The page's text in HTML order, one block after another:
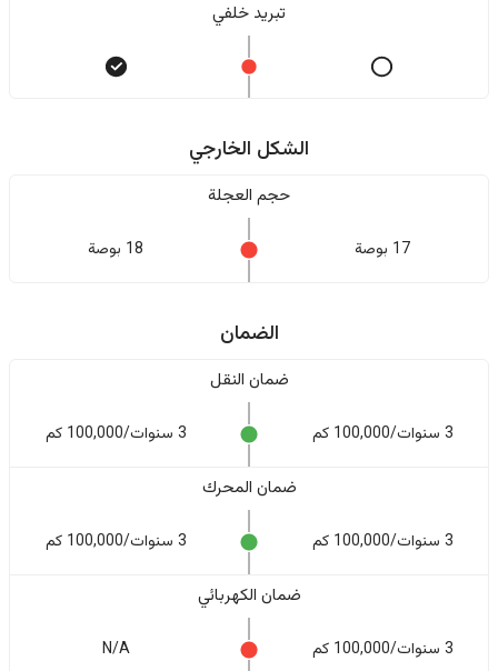
تبريد خلفي
الشكل الخارجي
حجم العجلة
17 بوصة 18 بوصة
الضمان
ضمان النقل
3 سنوات/100,000 كم 3 سنوات/100,000 كم
ضمان المحرك
3 سنوات/100,000 كم 3 سنوات/100,000 كم
ضمان الكهربائي
3 سنوات/100,000 كم N/A